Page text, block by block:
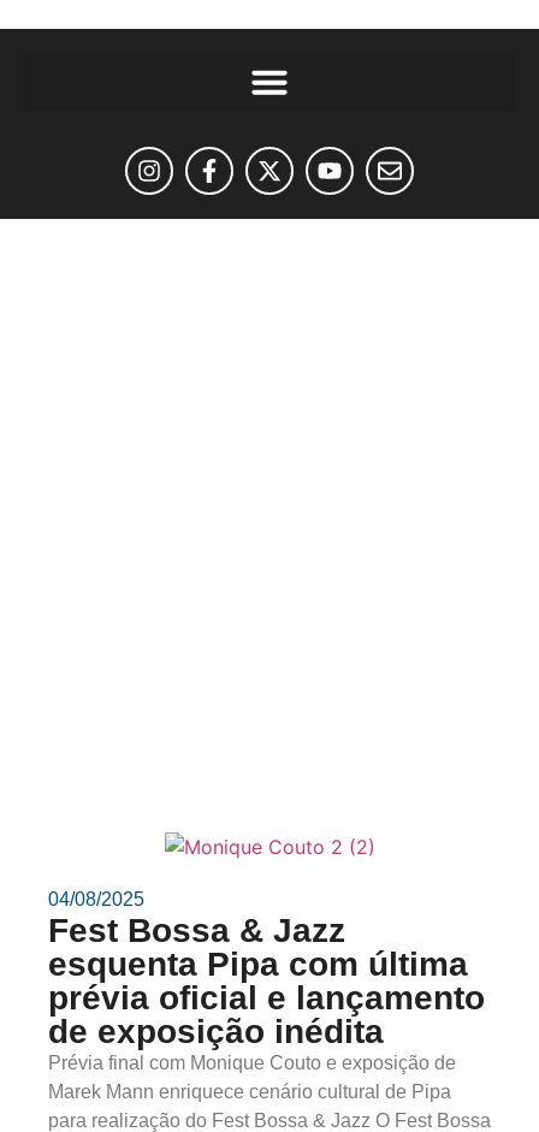
04/08/2025
Fest Bossa & Jazz
esquenta Pipa com última
prévia oficial e lançamento
de exposição inédita
Prévia final com Monique Couto e exposição de
Marek Mann enriquece cenário cultural de Pipa
para realização do Fest Bossa & Jazz O Fest Bossa